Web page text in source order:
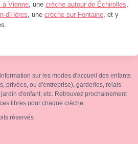
à Vienne, une crèche autour de Échirolles,
d'Hères, une crèche sur Fontaine, et y
sur les modes d'accueil des enfants
privées, ou d'entreprise), garderies, relais
d'enfant, etc. Retrouvez prochainement
libres pour chaque crèche.
réservés